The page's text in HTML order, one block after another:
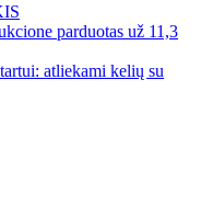
parduotas už 11,3
atliekami kelių su